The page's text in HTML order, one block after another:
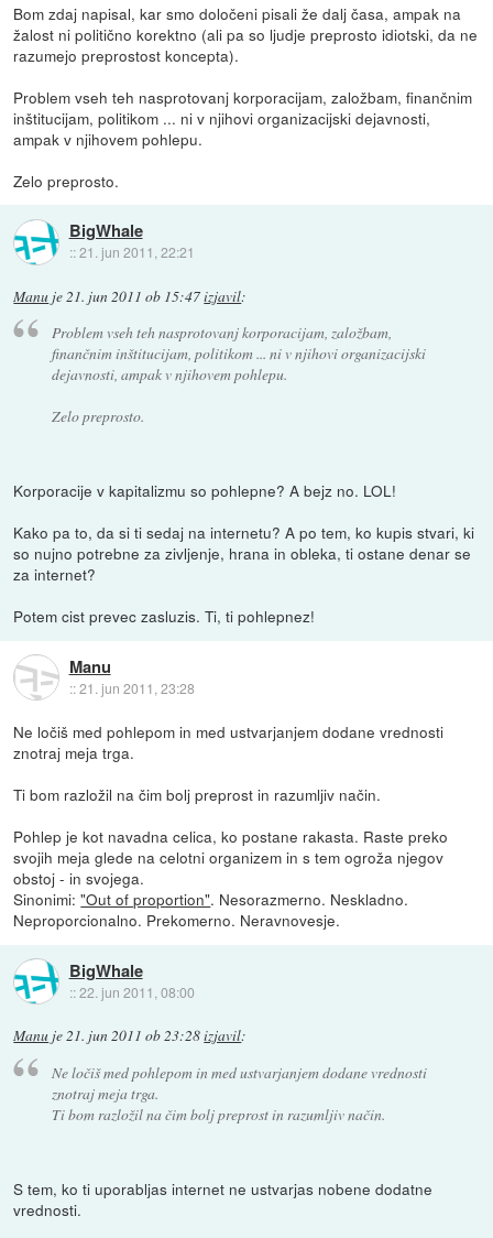
Bom zdaj napisal, kar smo določeni pisali že dalj časa, ampak na
žalost ni politično korektno (ali pa so ljudje preprosto idiotski, da ne
razumejo preprostost koncepta).
Problem vseh teh nasprotovanj korporacijam, založbam, finančnim
inštitucijam, politikom ... ni v njihovi organizacijski dejavnosti,
ampak v njihovem pohlepu.
Zelo preprosto.
BigWhale
::21. jun 2011, 22:21
Manu je21. jun 2011 ob 15:47izjavil:
Problem vseh teh nasprotovanj korporacijam, založbam,
finančnim inštitucijam, politikom ... ni v njihovi organizacijski
dejavnosti, ampak v njihovem pohlepu.
Zelo preprosto.
Korporacije v kapitalizmu so pohlepne? A bejz no. LOL!
Kako pa to, da si ti sedaj na internetu? A po tem, ko kupis stvari, ki
so nujno potrebne za zivljenje, hrana in obleka, ti ostane denar se
za internet?
Potem cist prevec zasluzis. Ti, ti pohlepnez!
Manu
::21. jun 2011, 23:28
Ne ločiš med pohlepom in med ustvarjanjem dodane vrednosti
znotraj meja trga.
Ti bom razložil na čim bolj preprost in razumljiv način.
Pohlep je kot navadna celica, ko postane rakasta. Raste preko
svojih meja glede na celotni organizem in s tem ogroža njegov
obstoj - in svojega.
Sinonimi:"Out of proportion". Nesorazmerno. Neskladno.
Neproporcionalno. Prekomerno. Neravnovesje.
BigWhale
::22. jun 2011, 08:00
Manu je21. jun 2011 ob 23:28izjavil:
Ne ločiš med pohlepom in med ustvarjanjem dodane vrednosti
znotraj meja trga.
Ti bom razložil na čim bolj preprost in razumljiv način.
S tem, ko ti uporabljas internet ne ustvarjas nobene dodatne
vrednosti.